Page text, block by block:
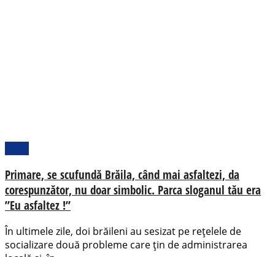
Primare, se scufundă Brăila, când mai asfaltezi, da
corespunzător, nu doar simbolic. Parca sloganul tău era
”Eu asfaltez !”
În ultimele zile, doi brăileni au sesizat pe rețelele de
socializare două probleme care țin de administrarea